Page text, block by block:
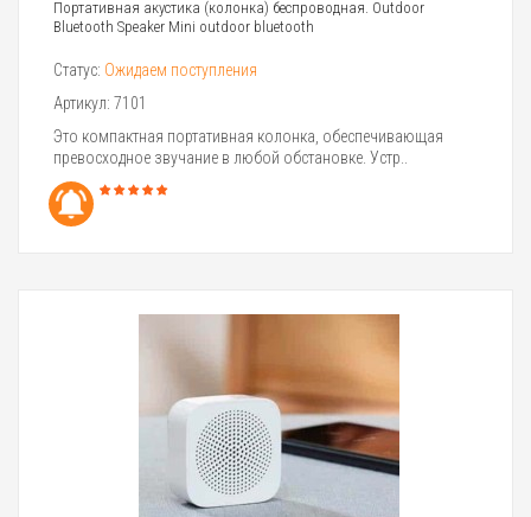
Портативная акустика (колонка) беспроводная. Outdoor
Bluetooth Speaker Mini outdoor bluetooth
Статус: Ожидаем поступления
Артикул: 7101
Это компактная портативная колонка, обеспечивающая
превосходное звучание в любой обстановке. Устр..